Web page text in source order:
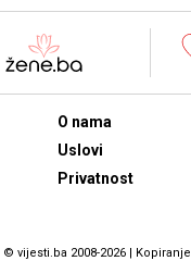
O nama
Uslovi
Privatnost
© vijesti.ba 2008-2026 |